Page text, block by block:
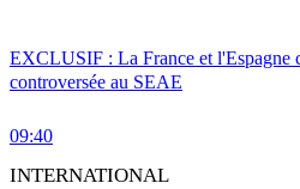
EXCLUSIF : La France et l'Espagne
controversée au SEAE
09:40
INTERNATIONAL